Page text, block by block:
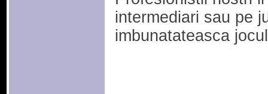
intermediari sau pe
imbunatateasca